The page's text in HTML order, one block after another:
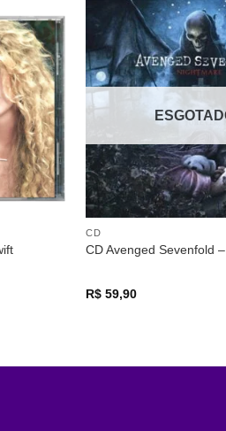
Adicionar
a lista de
desejos
CD
CD Avenged Sevenfold
R$ 59,90